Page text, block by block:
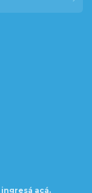
ingresá acá.